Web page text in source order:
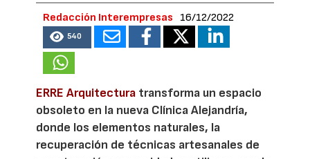
Redacción Interempresas 16/12/2022
540
ERRE Arquitectura transforma un espacio
obsoleto en la nueva Clínica Alejandría,
donde los elementos naturales, la
recuperación de técnicas artesanales de